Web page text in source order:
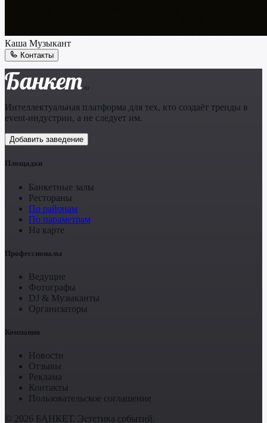
Каша Музыкант
Контакты
Банкет .ru
Интеллектуальная платформа для тех, кто создаёт тренды в
event-индустрии, а не следует им.
Добавить заведение
Площадки
Банкетные залы
Рестораны
По районам
По параметрам
На карте
Профессионалы
Ведущие
Фотографы
DJ & Музыканты
Организаторы
Компания
Новости
Отзывы
Реклама
Контакты
Пользовательское соглашение
© 2026 БАНКЕТ. Эстетика событий.